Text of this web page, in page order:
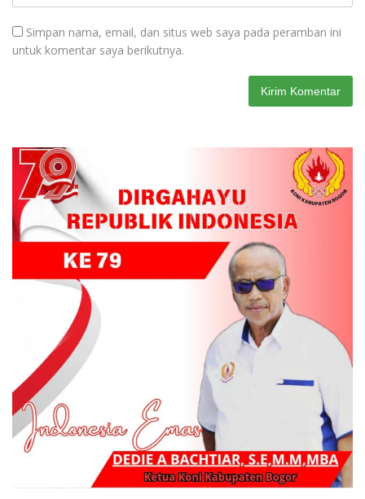
Simpan nama, email, dan situs web saya pada peramban ini
untuk komentar saya berikutnya.